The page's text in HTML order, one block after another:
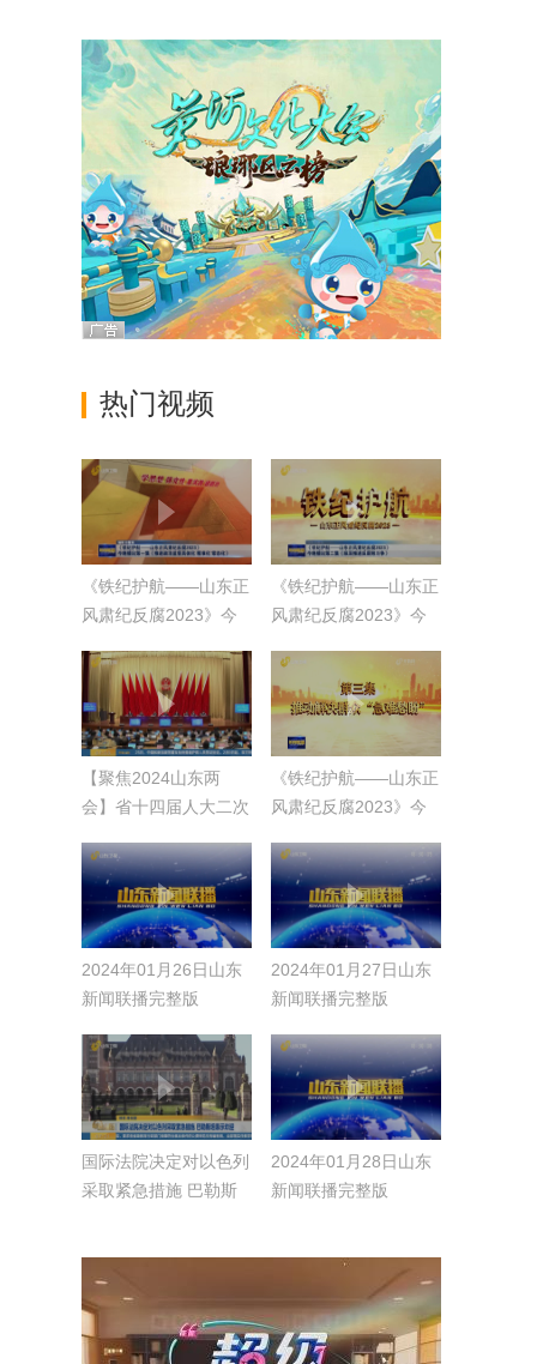
热门视频
《铁纪护航——山东正
风肃纪反腐2023》今
治监督具体化 精准化
常态化》
《铁纪护航——山东正
风肃纪反腐2023》今
进反腐败斗争》
【聚焦2024山东两
会】省十四届人大二次
会议 表决通过提交代
表审议的各项决议草案
等
《铁纪护航——山东正
风肃纪反腐2023》今
决群众“急难愁盼”》
2024年01月26日山东
新闻联播完整版
2024年01月27日山东
新闻联播完整版
国际法院决定对以色列
采取紧急措施 巴勒斯
2024年01月28日山东
新闻联播完整版